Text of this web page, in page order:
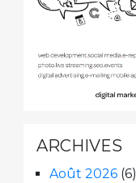
ARCHIVES
Août 2026 (6)